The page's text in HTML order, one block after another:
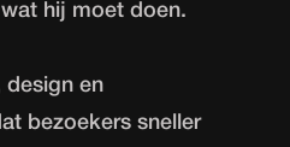
hij moet doen.
design en
bezoekers sneller